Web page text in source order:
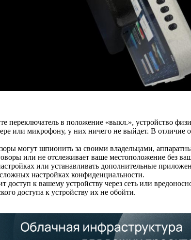
переключатель в положение «выкл.», устройство
или микрофону, у них ничего не выйдет. В отличие
могут шпионить за своими владельцами,
или не отслеживает ваше местоположение без
или устанавливать дополнительные
настройках конфиденциальности.
доступ к вашему устройству через сеть или
доступа к устройству их не обойти.